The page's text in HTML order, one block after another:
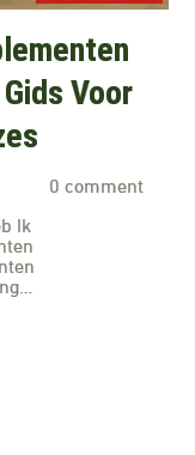
Voor
0 comment
Ik